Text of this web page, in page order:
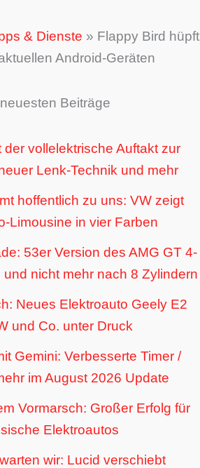
& Dienste » Flappy Bird hüpft
Android-Geräten
Beiträge
der vollelektrische Auftakt zur
Lenk-Technik und mehr
hoffentlich zu uns: VW zeigt
Limousine in vier Farben
53er Version des AMG GT 4-
nicht mehr nach 8 Zylindern
Neues Elektroauto Geely E2
und Co. unter Druck
Gemini: Verbesserte Timer /
im August 2026 Update
Vormarsch: Großer Erfolg für
Elektroautos
wir: Lucid verschiebt